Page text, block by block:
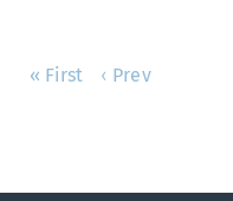
« First ‹ Prev